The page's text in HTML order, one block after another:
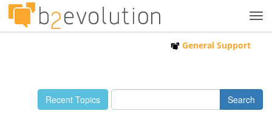
General Support
Recent Topics